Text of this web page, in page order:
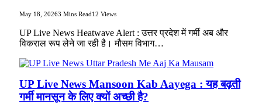
May 18, 20263 Mins Read12 Views
UP Live News Heatwave Alert : उत्तर प्रदेश में गर्मी अब और
विकराल रूप लेने जा रही है। मौसम विभाग…
UP Live News Mansoon Kab Aayega : यह बढ़ती
गर्मी मानसून के लिए क्यों अच्छी है?